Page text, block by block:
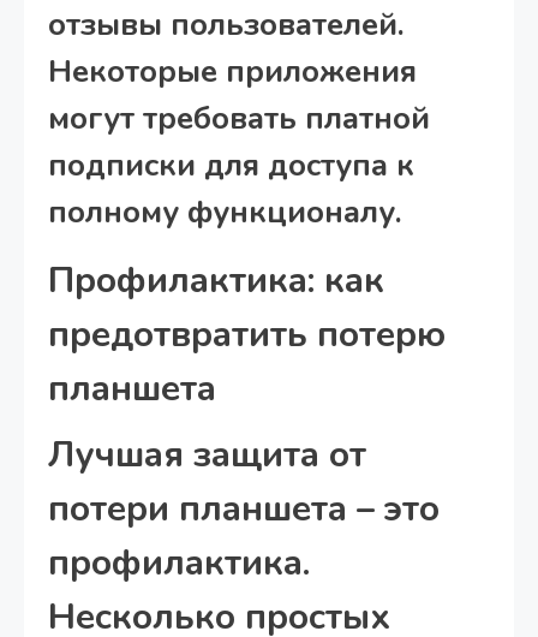
отзывы пользователей.
Некоторые приложения
могут требовать платной
подписки для доступа к
полному функционалу.
Профилактика: как
предотвратить потерю
планшета
Лучшая защита от
потери планшета – это
профилактика.
Несколько простых